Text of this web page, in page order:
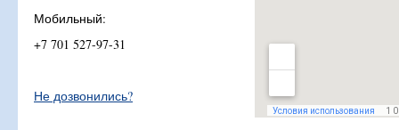
Мобильный:
+7 701 527-97-31
Не дозвонились?